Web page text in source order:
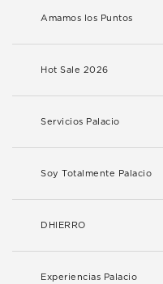
Amamos los Puntos
Hot Sale 2026
Servicios Palacio
Soy Totalmente Palacio
DHIERRO
Experiencias Palacio